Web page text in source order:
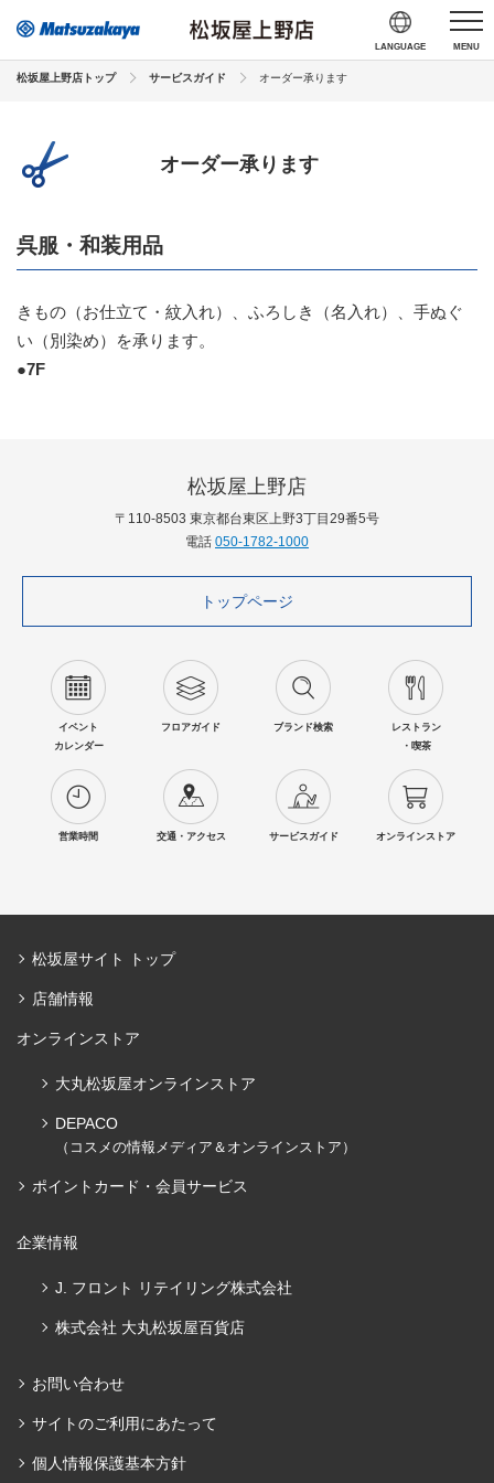
LANGUAGE MENU
松坂屋上野店トップ サービスガイド オーダー承ります
オーダー承ります
呉服・和装用品
きもの（お仕立て・紋入れ）、ふろしき（名入れ）、手ぬぐ
い（別染め）を承ります。
●7F
松坂屋上野店
〒110-8503 東京都台東区上野3丁目29番5号
電話 050-1782-1000
トップページ
イベント
カレンダー
フロアガイド ブランド検索
レストラン
・喫茶
営業時間 交通・アクセス サービスガイド オンラインストア
松坂屋サイト トップ
店舗情報
オンラインストア
大丸松坂屋オンラインストア
DEPACO
（コスメの情報メディア＆オンラインストア）
ポイントカード・会員サービス
企業情報
J. フロント リテイリング株式会社
株式会社 大丸松坂屋百貨店
お問い合わせ
サイトのご利用にあたって
個人情報保護基本方針